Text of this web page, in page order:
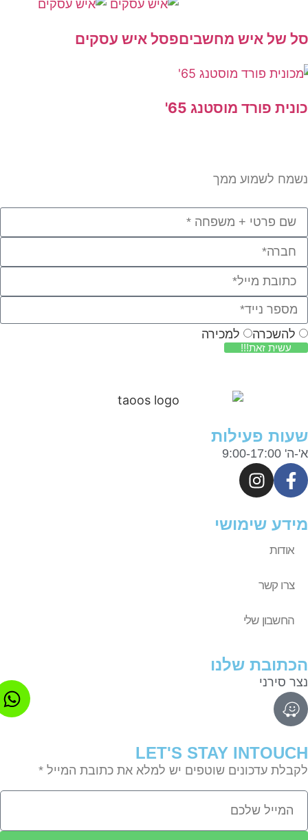
של איש מחשביםפסל איש עסקים
פורד מוסטנג 65'
לשמוע ממך
להשכרה למכירה
עשית זאת!!!
פעילות
17:00
שימושי
אודות
צרו קשר
החשבון שלי
שלנו
סירני
LET'S STAY
עדכונים שוטפים יש למלא את כתובת המייל *